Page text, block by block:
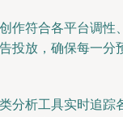
作符合各平台调
放，确保每一分
析工具实时追